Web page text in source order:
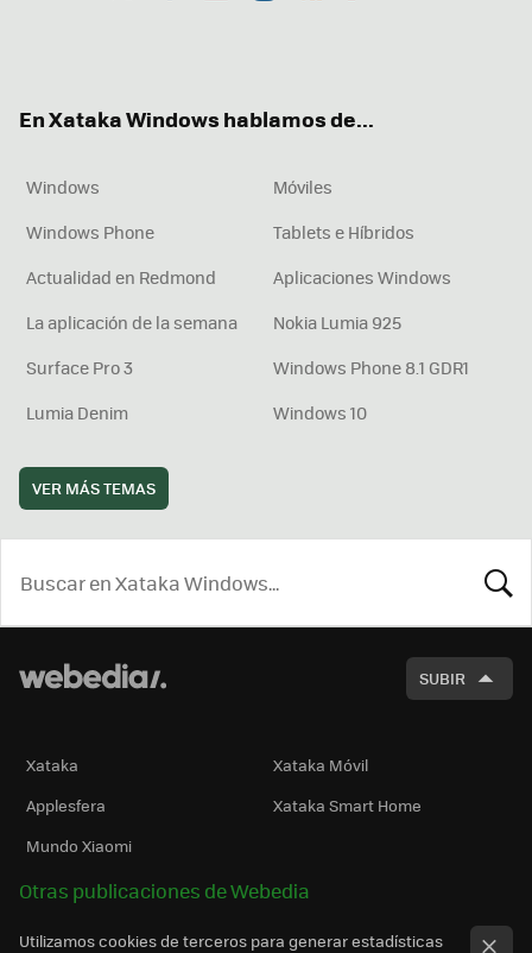
En Xataka Windows hablamos de...
Windows
Móviles
Windows Phone
Tablets e Híbridos
Actualidad en Redmond
Aplicaciones Windows
La aplicación de la semana
Nokia Lumia 925
Surface Pro 3
Windows Phone 8.1 GDR1
Lumia Denim
Windows 10
VER MÁS TEMAS
SUBIR
Xataka
Xataka Móvil
Applesfera
Xataka Smart Home
Mundo Xiaomi
Otras publicaciones de Webedia
Utilizamos cookies de terceros para generar estadísticas